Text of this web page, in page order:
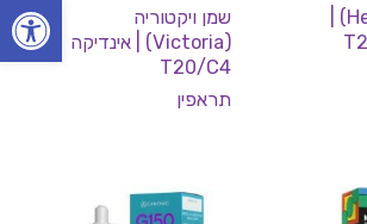
פתח
שמן הנרי (Henry) |
שמן ויקטוריה
(Victoria) | אינדיקה
T20/C4
תראפין